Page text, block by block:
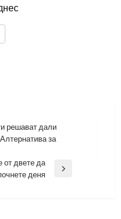
решават дали
за
от двете да
деня